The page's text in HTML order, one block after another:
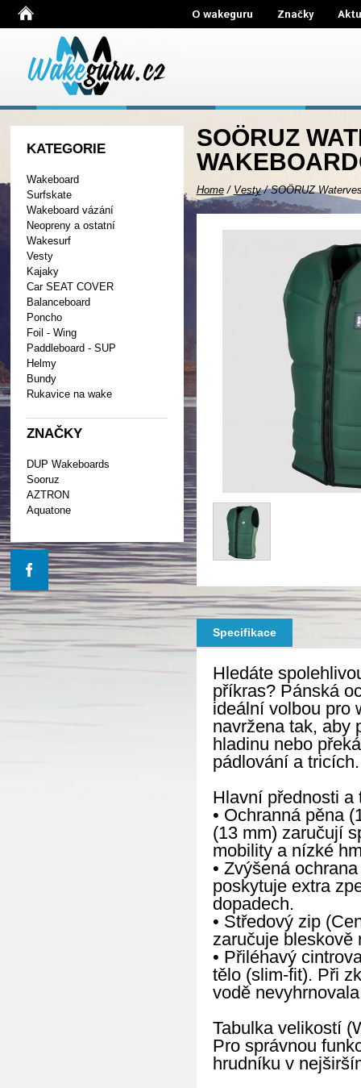
O wakeguru Značky
KATEGORIE
Wakeboard
Surfskate
Wakeboard vázání
Neopreny a ostatní
Wakesurf
Vesty
Kajaky
Car SEAT COVER
Balanceboard
Poncho
Foil - Wing
Paddleboard - SUP
Helmy
Bundy
Rukavice na wake
ZNAČKY
DUP Wakeboards
Sooruz
AZTRON
Aquatone
SOÖRUZ
Home/ Vesty/SOÖRUZ
Specifikace
Hledáte
příkras? Pánská
ideální volbou pro
navržena tak, aby
hladinu nebo
pádlování a tricích.
Hlavní přednosti a
• Ochranná pěna
(13 mm) zaručují
mobility a nízké
• Zvýšená
poskytuje extra
dopadech.
• Středový zip
zaručuje bleskově
• Přiléhavý
tělo (slim-fit). Při
vodě
Tabulka velikostí
Pro správnou
hrudníku v